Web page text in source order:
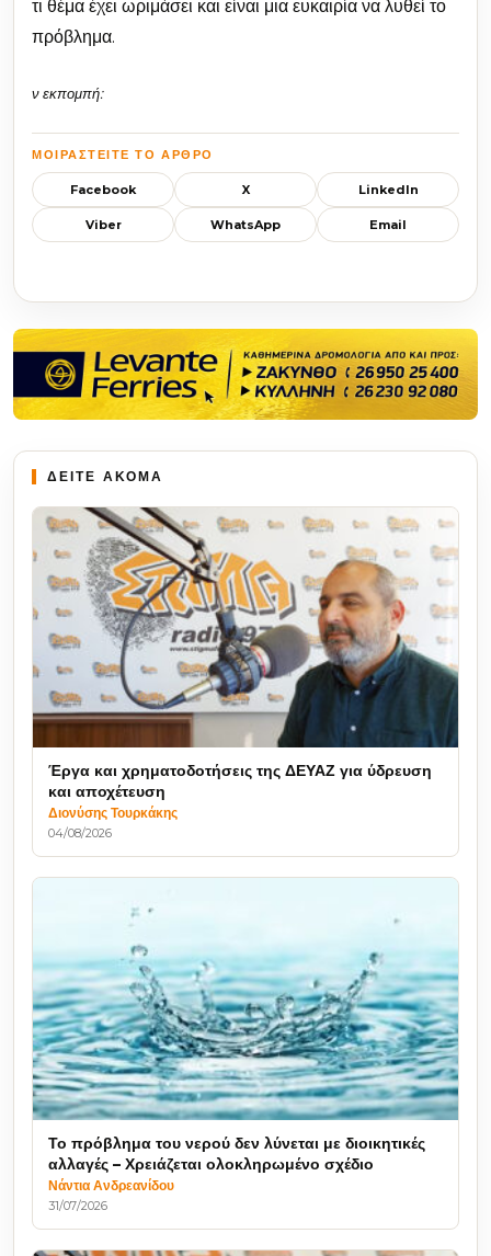
τι θέμα έχει ωριμάσει και είναι μια ευκαιρία να λυθεί το
πρόβλημα.
ν εκπομπή:
ΜΟΙΡΑΣΤΕΊΤΕ ΤΟ ΆΡΘΡΟ
Facebook X LinkedIn
Viber WhatsApp Email
ΔΕΙΤΕ ΑΚΟΜΑ
Έργα και χρηματοδοτήσεις της ΔΕΥΑΖ για ύδρευση
και αποχέτευση
Διονύσης Τουρκάκης
04/08/2026
Το πρόβλημα του νερού δεν λύνεται με διοικητικές
αλλαγές – Χρειάζεται ολοκληρωμένο σχέδιο
Νάντια Ανδρεανίδου
31/07/2026